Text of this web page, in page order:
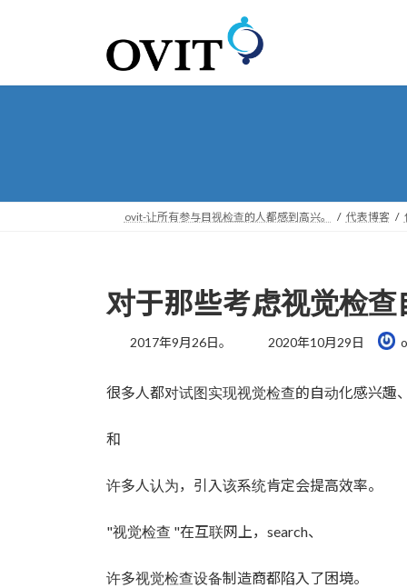
ovit-让所有参与目视检查的人都感到高兴。 代表博客
对于那些考虑视觉检查
2017年9月26日。
最
新
2020年10月29日
很多人都对试图实现视觉检查的自动化感兴趣、
和
许多人认为，引入该系统肯定会提高效率。
"视觉检查 "在互联网上，search、
许多视觉检查设备制造商都陷入了困境。